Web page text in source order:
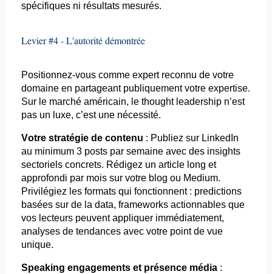
spécifiques ni résultats mesurés.
Levier #4 - L'autorité démontrée
Positionnez-vous comme expert reconnu de votre
domaine en partageant publiquement votre expertise.
Sur le marché américain, le thoughtleadership n’est
pas un luxe, c’est une nécessité.
Votre stratégie de contenu : Publiez sur LinkedIn
au minimum 3 postspar semaine avec des insights
sectoriels concrets. Rédigez un article long et
approfondi par mois sur votre blog ou Medium.
Privilégiez les formats qui fonctionnent : predictions
basées sur de la data, frameworksactionnables que
vos lecteurs peuvent appliquer immédiatement,
analyses de tendances avec votre point de vue
unique.
Speaking engagements et présence média: